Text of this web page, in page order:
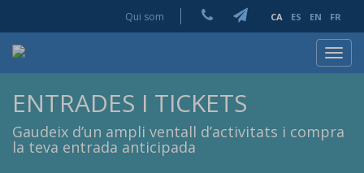
Qui som CA ES EN FR
ENTRADES I TICKETS
Gaudeix d’un ampli ventall d’activitats i compra
la teva entrada anticipada